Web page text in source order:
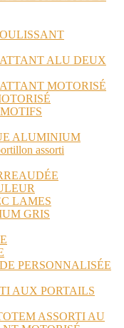
ALU DEUX
MOTORISÉ
ALUMINIUM
assorti
LAMES
GRIS
PERSONNALISÉE
AUX PORTAILS
ASSORTI AU